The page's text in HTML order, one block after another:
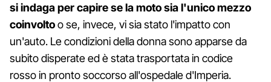
si indaga per capire se la moto sia l'unico mezzo
coinvoltoo se, invece, vi sia stato l'impatto con
un'auto. Le condizioni della donna sono apparse da
subito disperate ed è stata trasportata in codice
rosso in pronto soccorso all'ospedale d'Imperia.